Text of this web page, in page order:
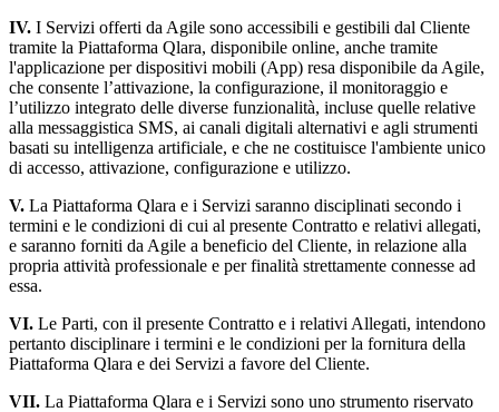
IV. I Servizi offerti da Agile sono accessibili e gestibili dal Cliente
tramite la Piattaforma Qlara, disponibile online, anche tramite
l'applicazione per dispositivi mobili (App) resa disponibile da Agile,
che consente l’attivazione, la configurazione, il monitoraggio e
l’utilizzo integrato delle diverse funzionalità, incluse quelle relative
alla messaggistica SMS, ai canali digitali alternativi e agli strumenti
basati su intelligenza artificiale, e che ne costituisce l'ambiente unico
di accesso, attivazione, configurazione e utilizzo.
V. La Piattaforma Qlara e i Servizi saranno disciplinati secondo i
termini e le condizioni di cui al presente Contratto e relativi allegati,
e saranno forniti da Agile a beneficio del Cliente, in relazione alla
propria attività professionale e per finalità strettamente connesse ad
essa.
VI. Le Parti, con il presente Contratto e i relativi Allegati, intendono
pertanto disciplinare i termini e le condizioni per la fornitura della
Piattaforma Qlara e dei Servizi a favore del Cliente.
VII. La Piattaforma Qlara e i Servizi sono uno strumento riservato